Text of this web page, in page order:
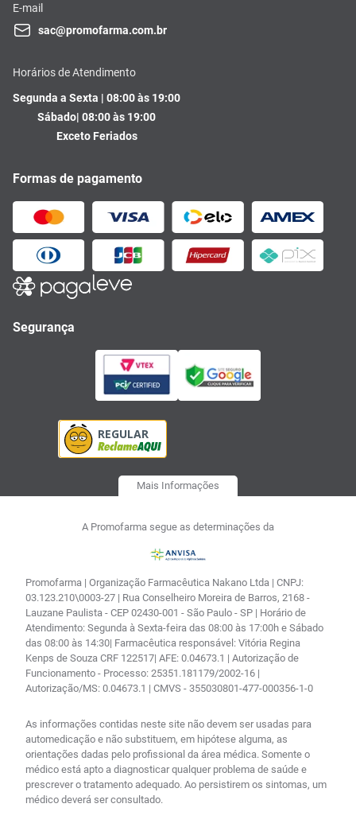
E-mail
sac@promofarma.com.br
Horários de Atendimento
Segunda a Sexta | 08:00 às 19:00
Sábado| 08:00 às 19:00
Exceto Feriados
Formas de pagamento
Segurança
Mais Informações
A Promofarma segue as determinações da
Promofarma | Organização Farmacêutica Nakano Ltda | CNPJ:
03.123.210\0003-27 | Rua Conselheiro Moreira de Barros, 2168 -
Lauzane Paulista - CEP 02430-001 - São Paulo - SP | Horário de
Atendimento: Segunda à Sexta-feira das 08:00 às 17:00h e Sábado
das 08:00 às 14:30| Farmacêutica responsável: Vitória Regina
Kenps de Souza CRF 122517| AFE: 0.04673.1 | Autorização de
Funcionamento - Processo: 25351.181179/2002-16 |
Autorização/MS: 0.04673.1 | CMVS - 355030801-477-000356-1-0
As informações contidas neste site não devem ser usadas para
automedicação e não substituem, em hipótese alguma, as
orientações dadas pelo profissional da área médica. Somente o
médico está apto a diagnosticar qualquer problema de saúde e
prescrever o tratamento adequado. Ao persistirem os sintomas, um
médico deverá ser consultado.